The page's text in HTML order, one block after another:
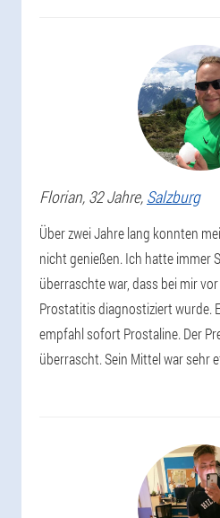
Florian, 32 Jahre, Salzburg
Über zwei Jahre lang konnten
nicht genießen. Ich hatte immer
überraschte war, dass bei mir
Prostatitis diagnostiziert wurde.
empfahl sofort Prostaline. Der
überrascht. Sein Mittel war sehr